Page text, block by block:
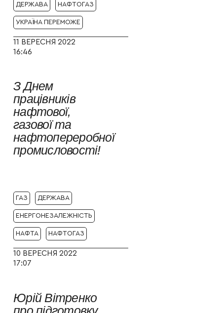
ДЕРЖАВА НАФТОГАЗ
УКРАЇНА ПЕРЕМОЖЕ
11 ВЕРЕСНЯ 2022
16:46
З Днем
працівників
нафтової,
газової та
нафтопереробної
промисловості!
ГАЗ ДЕРЖАВА
ЕНЕРГОНЕЗАЛЕЖНІСТЬ
НАФТА НАФТОГАЗ
10 ВЕРЕСНЯ 2022
17:07
Юрій Вітренко